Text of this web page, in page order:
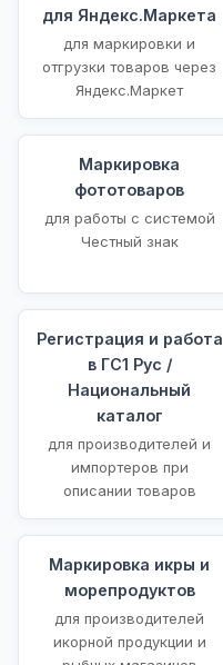
для Яндекс.Маркета
для маркировки и
отгрузки товаров через
Яндекс.Маркет
Маркировка
фототоваров
для работы с системой
Честный знак
Регистрация и работа
в ГС1 Рус /
Национальный
каталог
для производителей и
импортеров при
описании товаров
Маркировка икры и
морепродуктов
для производителей
икорной продукции и